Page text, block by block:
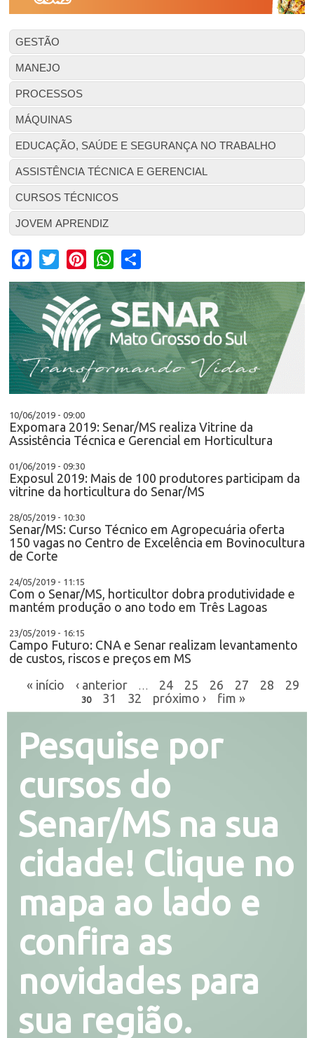
GESTÃO
MANEJO
PROCESSOS
MÁQUINAS
EDUCAÇÃO, SAÚDE E SEGURANÇA NO TRABALHO
ASSISTÊNCIA TÉCNICA E GERENCIAL
CURSOS TÉCNICOS
JOVEM APRENDIZ
Facebook
Twitter PinterestWhatsApp
10/06/2019 - 09:00
Expomara 2019: Senar/MS realiza Vitrine da
Assistência Técnica e Gerencial em Horticultura
01/06/2019 - 09:30
Exposul 2019: Mais de 100 produtores participam da
vitrine da horticultura do Senar/MS
28/05/2019 - 10:30
Senar/MS: Curso Técnico em Agropecuária oferta
150 vagas no Centro de Excelência em Bovinocultura
de Corte
24/05/2019 - 11:15
Com o Senar/MS, horticultor dobra produtividade e
mantém produção o ano todo em Três Lagoas
23/05/2019 - 16:15
Campo Futuro: CNA e Senar realizam levantamento
de custos, riscos e preços em MS
« início
‹ anterior 24 25 26 27 28 29
30 31 32 próximo › fim »
Pesquise por
cursos do
Senar/MS na sua
cidade! Clique no
mapa ao lado e
confira as
novidades para
sua região.